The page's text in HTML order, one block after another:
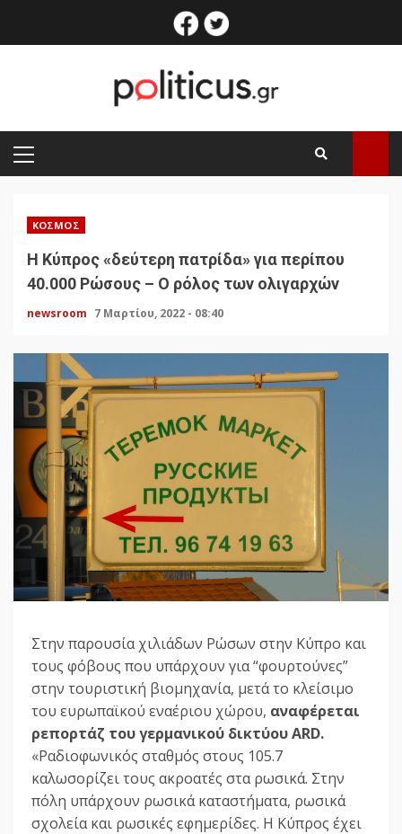
facebook
PRIMARY
MENU
ΚΌΣΜΟΣ
Η Κύπρος «δεύτερη πατρίδα» για περίπου
40.000 Ρώσους – Ο ρόλος των ολιγαρχών
newsroom 7 Μαρτίου, 2022 - 08:40
Στην παρουσία χιλιάδων Ρώσων στην Κύπρο και
τους φόβους που υπάρχουν για “φουρτούνες”
στην τουριστική βιομηχανία, μετά το κλείσιμο
του ευρωπαϊκού εναέριου χώρου, αναφέρεται
ρεπορτάζ του γερμανικού δικτύου ARD.
«Ραδιοφωνικός σταθμός στους 105.7
καλωσορίζει τους ακροατές στα ρωσικά. Στην
πόλη υπάρχουν ρωσικά καταστήματα, ρωσικά
σχολεία και ρωσικές εφημερίδες. Η Κύπρος έχει